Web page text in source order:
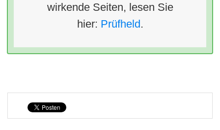
wirkende Seiten, lesen Sie
hier: Prüfheld.